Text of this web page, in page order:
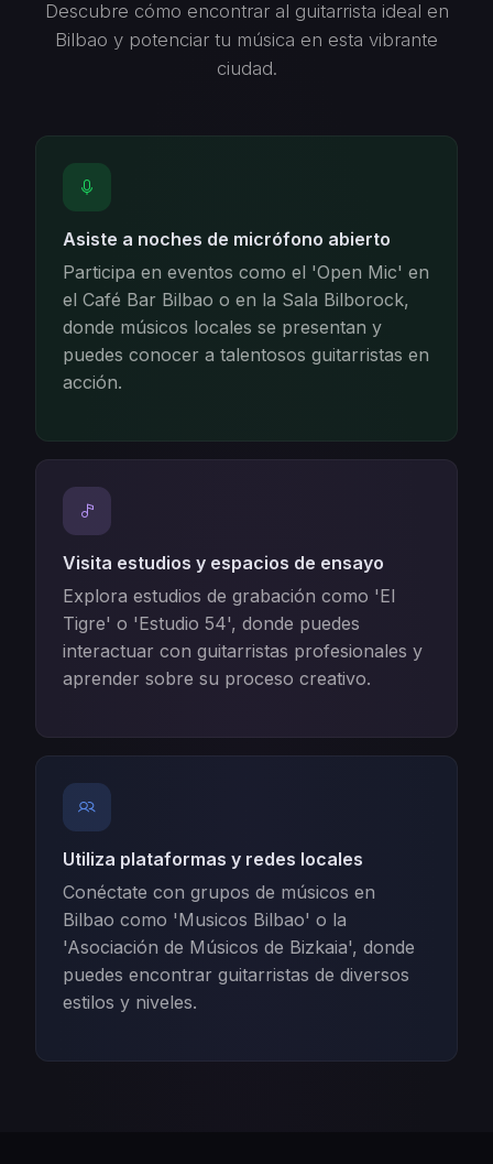
Descubre cómo encontrar al guitarrista ideal en
Bilbao y potenciar tu música en esta vibrante
ciudad.
Asiste a noches de micrófono abierto
Participa en eventos como el 'Open Mic' en
el Café Bar Bilbao o en la Sala Bilborock,
donde músicos locales se presentan y
puedes conocer a talentosos guitarristas en
acción.
Visita estudios y espacios de ensayo
Explora estudios de grabación como 'El
Tigre' o 'Estudio 54', donde puedes
interactuar con guitarristas profesionales y
aprender sobre su proceso creativo.
Utiliza plataformas y redes locales
Conéctate con grupos de músicos en
Bilbao como 'Musicos Bilbao' o la
'Asociación de Músicos de Bizkaia', donde
puedes encontrar guitarristas de diversos
estilos y niveles.